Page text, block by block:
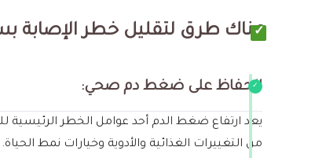
هناك طرق لتقليل خطر الإصابة
الحفاظ على ضغط دم صحي:
يعد ارتفاع ضغط الدم أحد عوامل الخطر
من التغييرات الغذائية والأدوية وخيارات نمط الحياة.